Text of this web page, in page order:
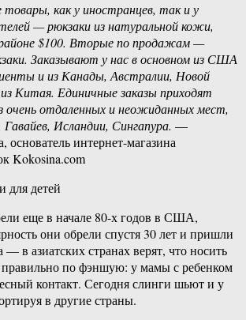
как у иностранцев, так и у
— рюкзаки из натуральной кожи,
$100. Вторые по продажам —
Заказывают у нас в основном из США
и из Канады, Австралии, Новой
Китая. Единичные заказы приходят
очень отдаленных и неожиданных мест,
Исландии, Сингапура. —
основатель интернет-магазина
Kokosina.com
для детей
еще в начале 80-х годов в США,
они обрели спустя 30 лет и пришли
— в азиатских странах верят, что носить
правильно по фэншую: у мамы с ребенком
контакт. Сегодня слинги шьют и у
в другие страны.